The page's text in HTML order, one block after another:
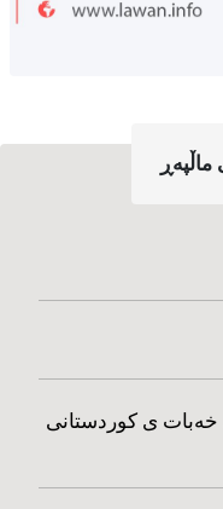
ماڵپه‌ڕ
خه‌بات ی کوردستانی